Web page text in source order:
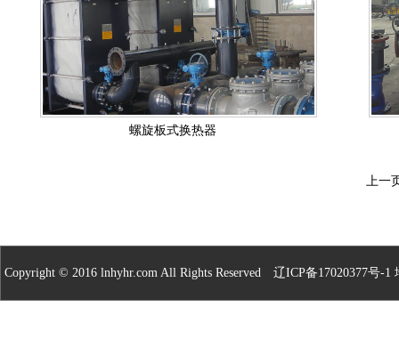
螺旋板式换热器
上一
Copyright © 2016 lnhyhr.com All Rights Reserved 辽ICP备17020377号-1